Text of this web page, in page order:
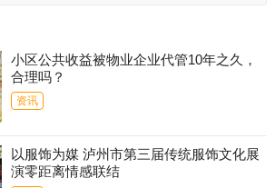
小区公共收益被物业企业代管10年之久，
合理吗？
资讯
以服饰为媒 泸州市第三届传统服饰文化展
演零距离情感联结